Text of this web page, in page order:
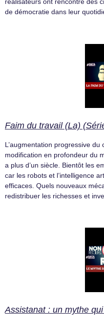
réalisateurs ont rencontré des
de démocratie dans leur
Faim du travail (La)
L’augmentation progressive
modification en profondeur du
a plus d’un siècle. Bientôt les
car les robots et l’intelligence
efficaces. Quels nouveaux
redistribuer les richesses et
Assistanat : un mythe